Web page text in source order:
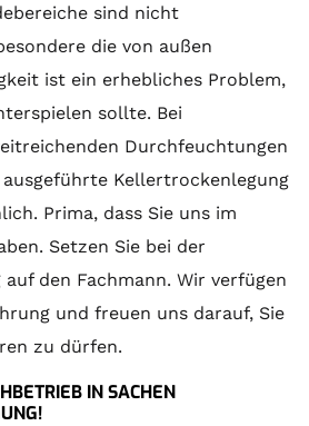
sind nicht
die von außen
ist ein erhebliches Problem,
sollte. Bei
Durchfeuchtungen
Kellertrockenlegung
Prima, dass Sie uns im
Setzen Sie bei der
den Fachmann. Wir verfügen
und freuen uns darauf, Sie
zu dürfen.
IN SACHEN